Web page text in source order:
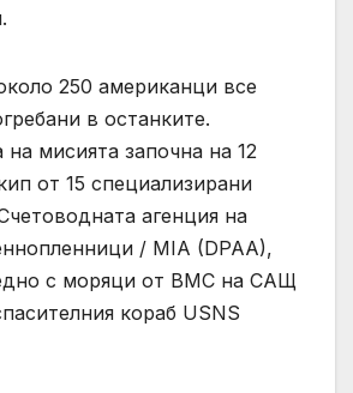
250 американци все
в останките.
мисията започна на 12
от 15 специализирани
агенция на
/ MIA (DPAA),
с моряци от ВМС на САЩ
кораб USNS